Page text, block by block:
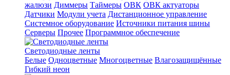
жалюзи Диммеры Таймеры ОВК ОВК актуаторы
Датчики Модули учета Дистанционное управление
Системное оборудование Источники питания шины
Серверы Прочее Программное обеспечение
Светодиодные ленты
Белые Одноцветные Многоцветные Влагозащищённые
Гибкий неон